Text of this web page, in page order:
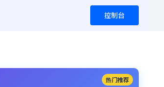
控制台
热门推荐